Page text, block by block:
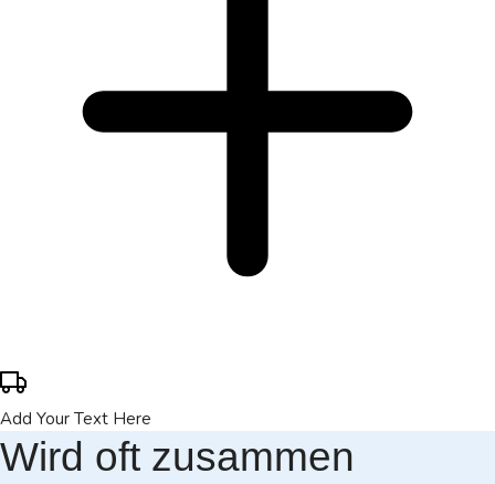
Add Your Text Here
Wird oft zusammen